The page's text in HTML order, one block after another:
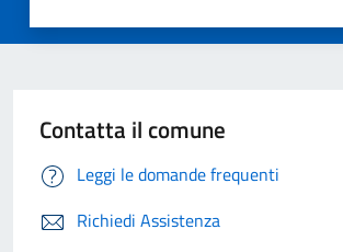
Contatta il comune
Leggi le domande frequenti
Richiedi Assistenza